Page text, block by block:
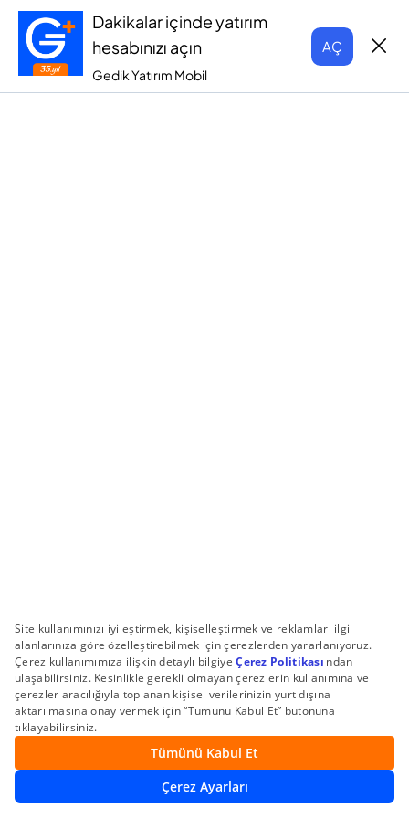
Dakikalar içinde yatırım
hesabınızı açın
Gedik Yatırım Mobil
AÇ